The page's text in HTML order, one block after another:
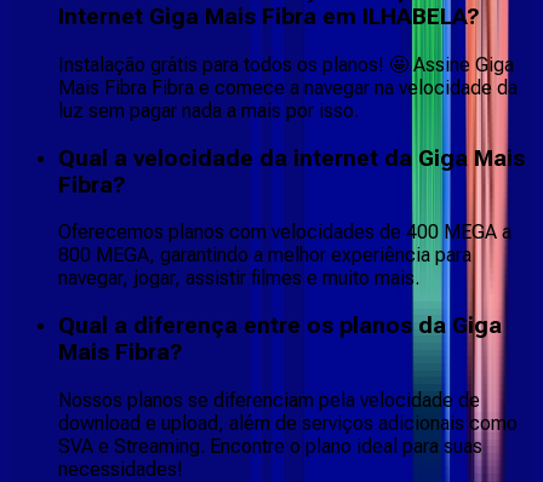
Internet Giga Mais Fibra em ILHABELA?
Instalação grátis para todos os planos! 🤩 Assine Giga
Mais Fibra Fibra e comece a navegar na velocidade da
luz sem pagar nada a mais por isso.
Qual a velocidade da internet da Giga Mais
Fibra?
Oferecemos planos com velocidades de 400 MEGA a
800 MEGA, garantindo a melhor experiência para
navegar, jogar, assistir filmes e muito mais.
Qual a diferença entre os planos da Giga
Mais Fibra?
Nossos planos se diferenciam pela velocidade de
download e upload, além de serviços adicionais como
SVA e Streaming. Encontre o plano ideal para suas
necessidades!